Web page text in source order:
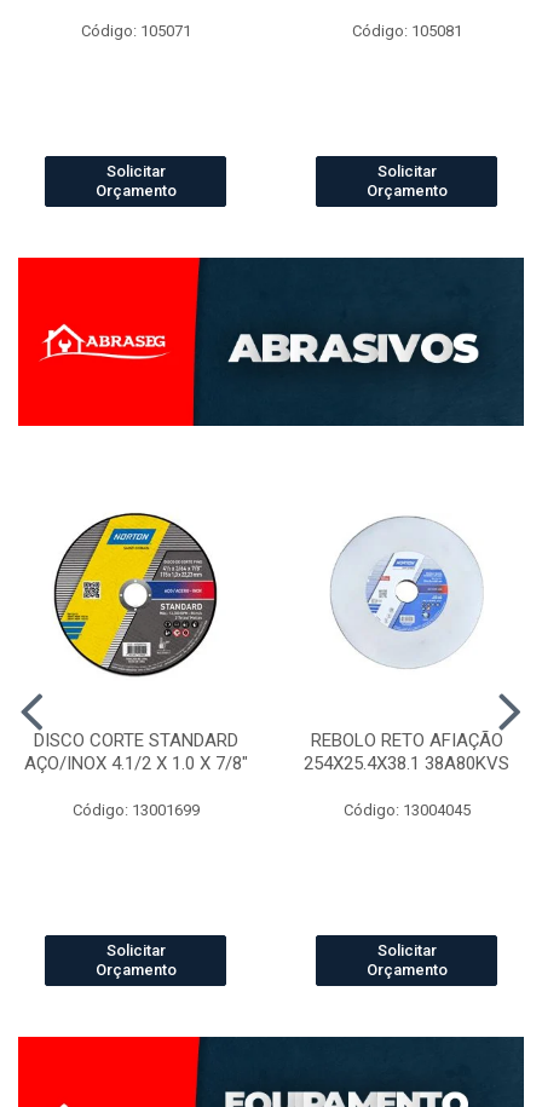
Código: 105071
Solicitar
Orçamento
Código: 105081
Solicitar
Orçamento
DISCO CORTE STANDARD
AÇO/INOX 4.1/2 X 1.0 X 7/8"
Código: 13001699
Solicitar
Orçamento
REBOLO RETO AFIAÇÃO
254X25.4X38.1 38A80KVS
Código: 13004045
Solicitar
Orçamento